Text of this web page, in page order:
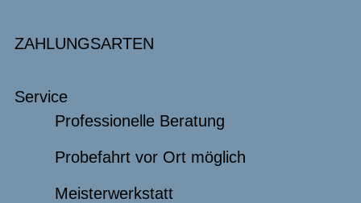
ZAHLUNGSARTEN
Service
Professionelle Beratung
Probefahrt vor Ort möglich
Meisterwerkstatt